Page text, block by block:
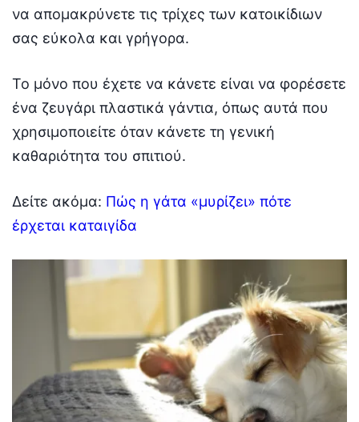
να απομακρύνετε τις τρίχες των κατοικίδιων
σας εύκολα και γρήγορα.
Το μόνο που έχετε να κάνετε είναι να φορέσετε
ένα ζευγάρι πλαστικά γάντια, όπως αυτά που
χρησιμοποιείτε όταν κάνετε τη γενική
καθαριότητα του σπιτιού.
Δείτε ακόμα: Πώς η γάτα «μυρίζει» πότε
έρχεται καταιγίδα